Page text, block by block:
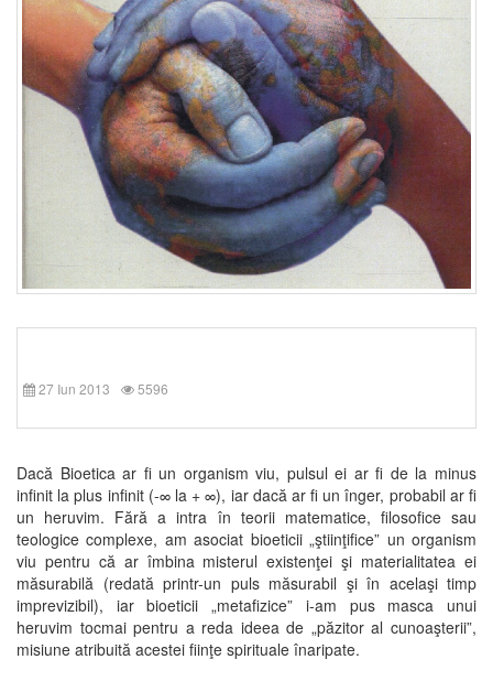
27 Iun 2013 5596
Dacă Bioetica ar fi un organism viu, pulsul ei ar fi de la minus
infinit la plus infinit (-∞ la + ∞), iar dacă ar fi un înger, probabil ar fi
un heruvim. Fără a intra în teorii matematice, filosofice sau
teologice complexe, am asociat bioeticii „ştiinţifice” un organism
viu pentru că ar îmbina misterul existenţei şi materialitatea ei
măsurabilă (redată printr-un puls măsurabil şi în acelaşi timp
imprevizibil), iar bioeticii „metafizice” i-am pus masca unui
heruvim tocmai pentru a reda ideea de „păzitor al cunoaşterii”,
misiune atribuită acestei fiinţe spirituale înaripate.